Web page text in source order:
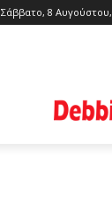
Σάββατο, 8